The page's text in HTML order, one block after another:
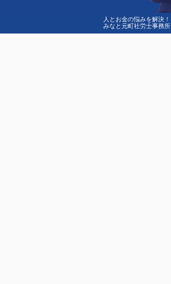
人とお金の悩みを解決！
みなと元町社労士事務所